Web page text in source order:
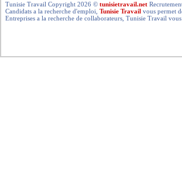
Tunisie Travail Copyright 2026 ©tunisietravail.net
Candidats a la recherche d'emploi,Tunisie Travail vous permet
Entreprises a la recherche de collaborateurs, Tunisie Travail